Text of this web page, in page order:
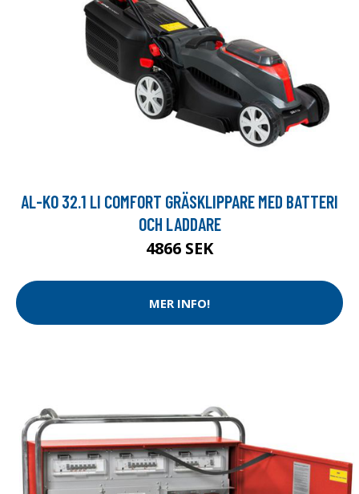
AL-KO 32.1 LI COMFORT GRÄSKLIPPARE MED BATTERI
OCH LADDARE
4866 SEK
MER INFO!